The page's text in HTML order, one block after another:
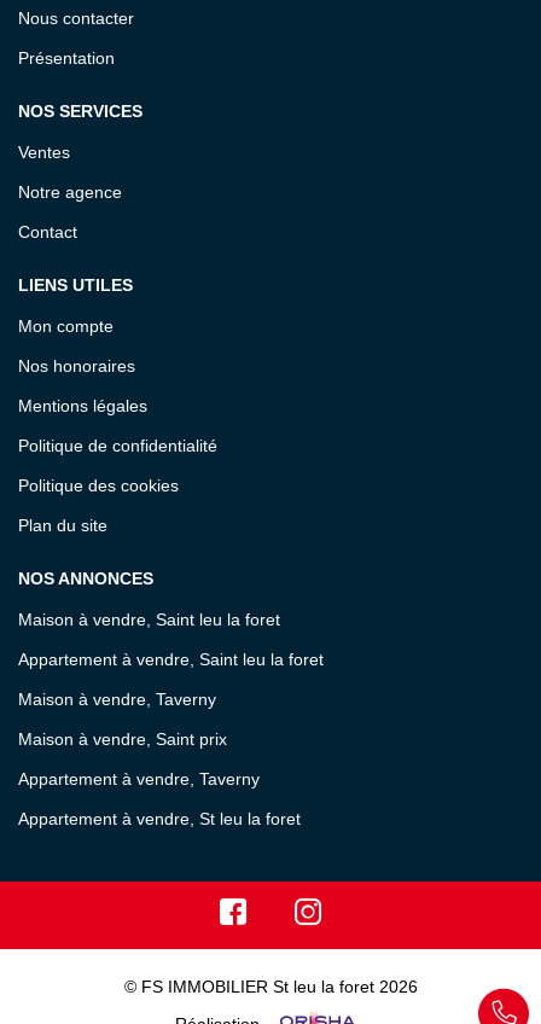
Nous contacter
Présentation
NOS SERVICES
Ventes
Notre agence
Contact
LIENS UTILES
Mon compte
Nos honoraires
Mentions légales
Politique de confidentialité
Politique des cookies
Plan du site
NOS ANNONCES
Maison à vendre, Saint leu la foret
Appartement à vendre, Saint leu la foret
Maison à vendre, Taverny
Maison à vendre, Saint prix
Appartement à vendre, Taverny
Appartement à vendre, St leu la foret
© FS IMMOBILIER St leu la foret 2026